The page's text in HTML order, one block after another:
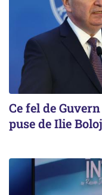
Ce fel de
puse de Ilie